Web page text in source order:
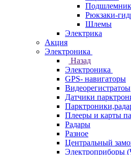
Рюкзаки-
Шлемы
Электрика
Акция
Электроника
Назад
Электроника
GPS- навигаторы
Видеорегистратоы
Датчики
Плееры и карты
Радары
Разное
Центральный
Электроприборы